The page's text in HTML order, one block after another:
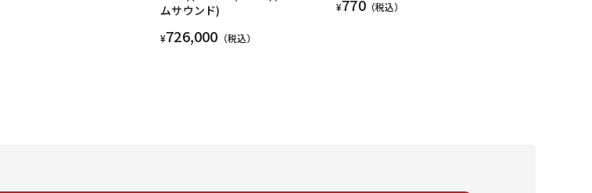
ムサウンド)
¥726,000 （税込）
¥770（税込）